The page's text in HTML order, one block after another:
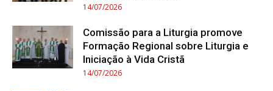
14/07/2026
Comissão para a Liturgia promove
Formação Regional sobre Liturgia e
Iniciação à Vida Cristã
14/07/2026